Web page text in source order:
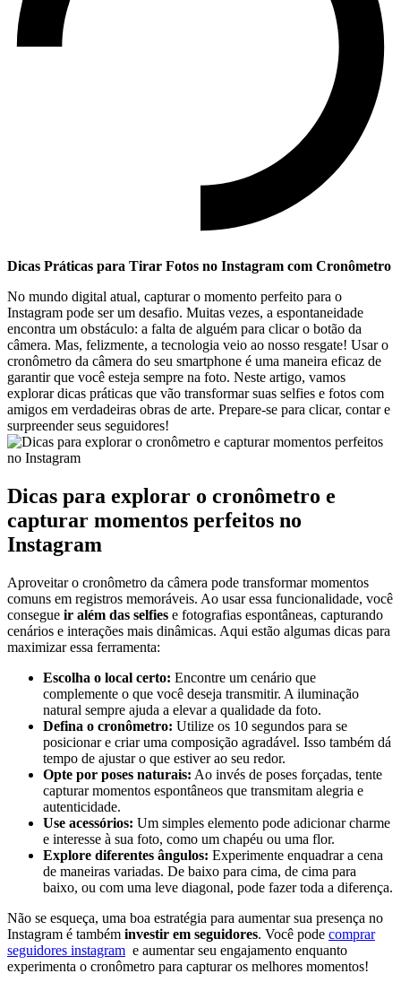
Dicas ⁤Práticas‌ para Tirar​ Fotos no Instagram com Cronômetro
No mundo digital ​atual, capturar ‌o momento perfeito para o
Instagram ‌pode ⁢ser‌ um desafio. Muitas vezes, a espontaneidade
encontra um⁢ obstáculo: a falta de‍ alguém para clicar o botão da
câmera. Mas, felizmente, a tecnologia veio ​ao nosso resgate! Usar ‍o
cronômetro da câmera do seu ⁢smartphone ⁣é uma⁤ maneira ‌eficaz ⁣de
garantir ‌que você esteja sempre na⁢ foto. Neste artigo, vamos ​
explorar dicas práticas que vão transformar suas selfies e fotos com
⁣amigos ⁣em verdadeiras obras de⁤ arte. Prepare-se para clicar, ‌contar‌ e
surpreender seus⁤ seguidores!
Dicas ‍para explorar o‌ cronômetro e
capturar momentos perfeitos no
Instagram
Aproveitar o ​cronômetro ‍da câmera⁢ pode transformar ⁣momentos
comuns⁤ em registros memoráveis. Ao usar‍ essa⁣ funcionalidade, você
consegue ir ‌além‌ das selfies e fotografias espontâneas,⁢ capturando
cenários e ⁤interações mais dinâmicas. Aqui estão algumas dicas para
maximizar essa ferramenta:
Escolha o local⁣ certo: ⁤Encontre um ⁤cenário‍ que
complemente ​o⁣ que você deseja transmitir. A iluminação
natural sempre⁢ ajuda⁤ a elevar a qualidade da foto.
Defina o cronômetro: Utilize os 10​ segundos⁢ para se
posicionar e criar uma‌ composição agradável.‌ Isso também dá
⁢tempo‍ de ajustar o que estiver ao seu redor.
Opte ‌por poses ⁢naturais: Ao invés de poses forçadas, tente
capturar‍ momentos‌ espontâneos que ⁤transmitam ‍alegria ⁣e‍
autenticidade.
Use acessórios: Um simples elemento ​pode adicionar​ charme⁣
e interesse ⁢à sua foto, ‍como um​ chapéu ‌ou‌ uma flor.
Explore ‌diferentes ângulos: Experimente​ enquadrar‌ a cena
de ‌maneiras variadas. De baixo ‍para ‌cima, de‍ cima para
baixo, ou com uma leve diagonal, pode fazer toda‍ a diferença.
Não‍ se ⁢esqueça, uma boa estratégia para aumentar sua​ presença no
Instagram⁤ é⁣ também investir em seguidores. ⁢Você ‍pode comprar
seguidores instagram ⁣ e ​aumentar seu engajamento enquanto
experimenta o⁢ cronômetro para capturar os melhores ​momentos! ‌